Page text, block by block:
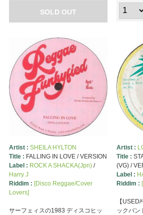
SOLD OUT
Artist : SHEILA HYLTON
Title : FALLING IN LOVE / VERSION
Label : ROCK A SHACKA(Jpn)/
Harry J
Riddim : [Disco Reggae/Cover
Lovers]
サーフェィスの1983 ディスコヒッ
Artist :
Title :
(VG) /
Label :
Riddim :
【
ックバン